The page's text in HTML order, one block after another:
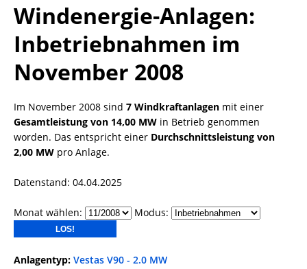
Windenergie-Anlagen:
Inbetriebnahmen im
November 2008
Im November 2008 sind 7 Windkraftanlagen mit einer
Gesamtleistung von 14,00 MW in Betrieb genommen
worden. Das entspricht einer Durchschnittsleistung von
2,00 MW pro Anlage.
Datenstand: 04.04.2025
Monat wählen: Modus:
Anlagentyp: Vestas V90 - 2.0 MW